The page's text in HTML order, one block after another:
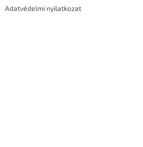
Adatvédelmi nyilatkozat